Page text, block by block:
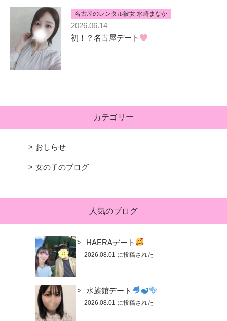
名古屋のレンタル彼女 水崎まなか
2026.06.14
初！？名古屋デート
カテゴリー
おしらせ
女の子のブログ
人気のブログ
HAERAデート
2026.08.01 に投稿された
水族館デート
2026.08.01 に投稿された